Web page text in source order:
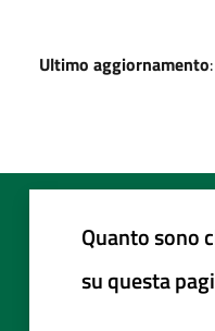
Ultimo aggiornamento
Quanto sono
su questa